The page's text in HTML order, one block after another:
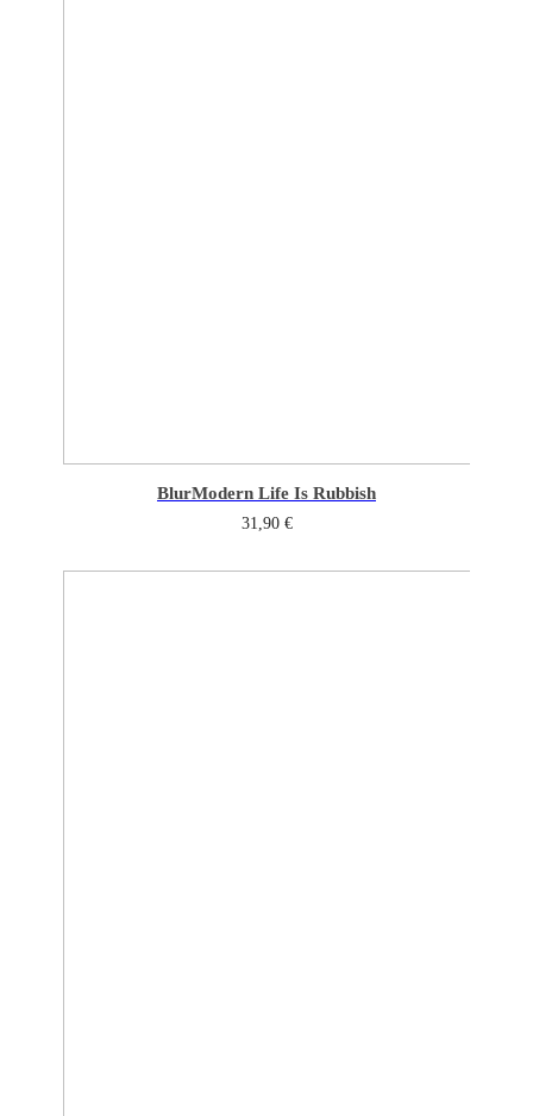
BlurModern Life Is Rubbish
31,90 €